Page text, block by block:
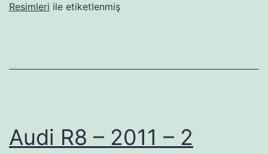
Resimleri ile etiketlenmiş
Audi R8 – 2011 – 2